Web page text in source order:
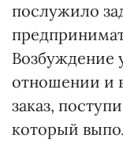
послужило
Возбуждение
отношении и
заказ,
который